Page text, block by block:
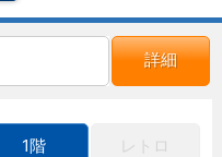
詳細
1階 レトロ